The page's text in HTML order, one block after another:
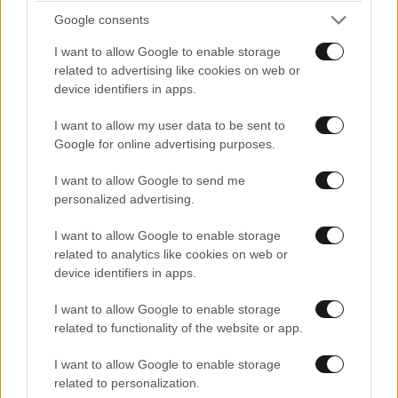
Google consents
I want to allow Google to enable storage
related to advertising like cookies on web or
device identifiers in apps.
I want to allow my user data to be sent to
Google for online advertising purposes.
I want to allow Google to send me
personalized advertising.
I want to allow Google to enable storage
related to analytics like cookies on web or
device identifiers in apps.
I want to allow Google to enable storage
related to functionality of the website or app.
I want to allow Google to enable storage
related to personalization.